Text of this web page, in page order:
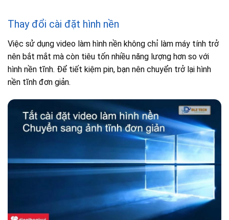
Thay đổi cài đặt hình nền
Việc sử dụng video làm hình nền không chỉ làm máy tính trở
nên bắt mắt mà còn tiêu tốn nhiều năng lượng hơn so với
hình nền tĩnh. Để tiết kiệm pin, bạn nên chuyển trở lại hình
nền tĩnh đơn giản.